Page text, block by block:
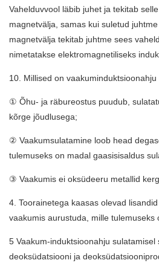
Vahelduvvool läbib juhet ja tekitab
magnetvälja, samas kui suletud
magnetvälja tekitab juhtme sees
nimetatakse elektromagnetiliseks
10. Millised on
① Õhu- ja räbureostus puudub,
kõrge jõudlusega;
② Vaakumsulatamine loob head
tulemuseks on madal gaasisisaldus
③ Vaakumis ei oksüdeeru metallid
4. Toorainetega kaasas olevad
vaakumis aurustuda, mille tulemuseks
5 Vaakum-induktsioonahju sulatamisel
deoksüdatsiooni ja